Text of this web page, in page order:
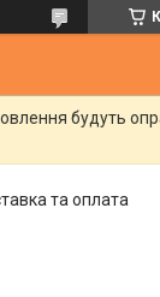
будуть
та оплата